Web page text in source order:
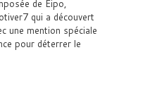
de Eipo,
qui a découvert
une mention spéciale
pour déterrer le